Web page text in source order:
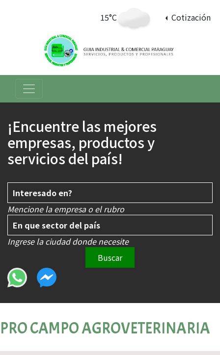
15°C Cotización
¡Encuentre las mejores
empresas, productos y
servicios del país!
Mencione la empresa o el rubro
Ingrese la ciudad donde necesite
Buscar
PRO CAMPO AGROVETERINARIA